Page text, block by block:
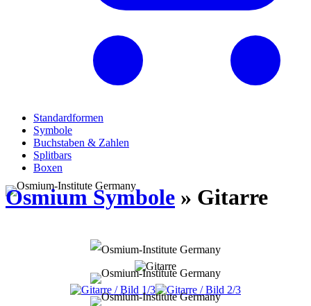
Standardformen
Symbole
Buchstaben & Zahlen
Splitbars
Boxen
Osmium Symbole » Gitarre